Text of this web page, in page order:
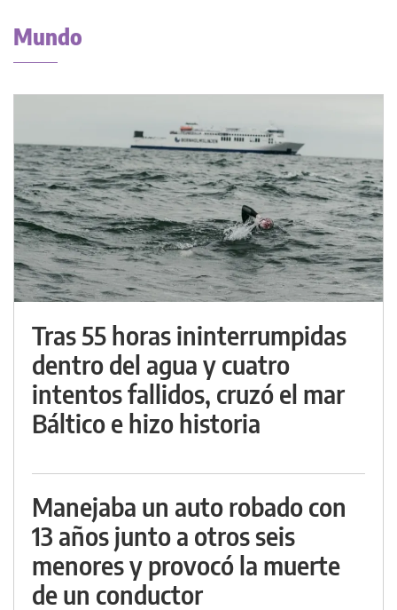
Mundo
Tras 55 horas ininterrumpidas
dentro del agua y cuatro
intentos fallidos, cruzó el mar
Báltico e hizo historia
Manejaba un auto robado con
13 años junto a otros seis
menores y provocó la muerte
de un conductor